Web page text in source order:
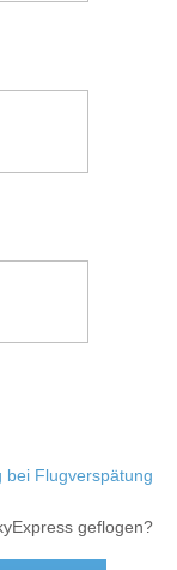
bei Flugverspätung
geflogen?